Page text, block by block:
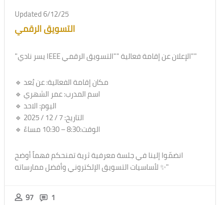
Updated 6/12/25
التسويق الرقمي
"يسر نادي IEEE الإعلان عن إقامة فعالية ""التسويق الرقمي""
🔹 مكان إقامة الفعالية: عن بُعد
🔹 اسم المدرب: عمر الشهري
🔹 اليوم: الاحد
🔹 التاريخ: 7 / 12 / 2025
🔹 الوقت:8:30 – 10:30 مساءً
انضمّوا إلينا في جلسة معرفية ثرية تمنحكم فهماً أوضح
لأساسيات التسويق الإلكتروني وأفضل ممارساته ✨"
97 1